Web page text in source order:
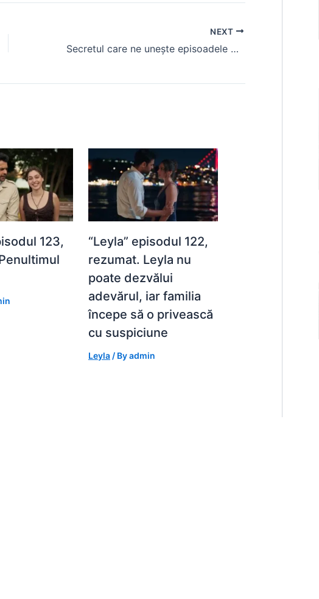
NEXT
Secretul care ne unește episoadele 49 și 50, rezumat
123,
“Leyla” episodul 122,
rezumat. Leyla nu
poate dezvălui
adevărul, iar familia
începe să o privească
cu suspiciune
Leyla / Byadmin